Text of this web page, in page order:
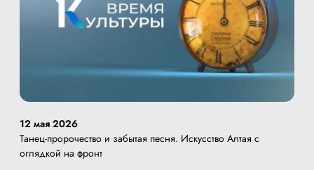
12 мая 2026
Танец-пророчество и забытая песня. Искусство Алтая с
оглядкой на фронт